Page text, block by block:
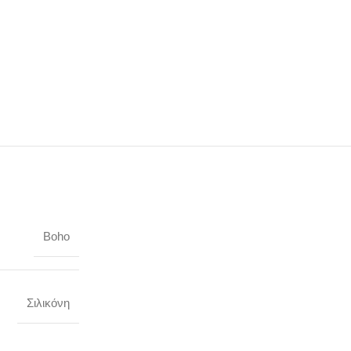
Boho
Σιλικόνη